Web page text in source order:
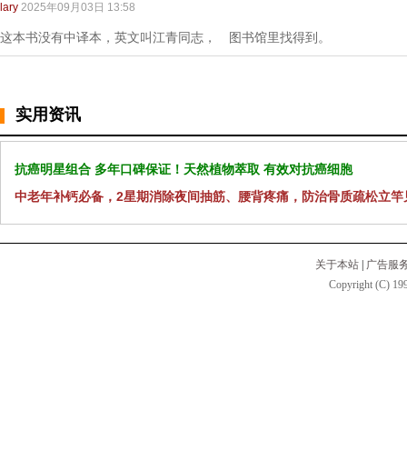
lary 2025年09月03日 13:58
这本书没有中译本，英文叫江青同志， 图书馆里找得到。
实用资讯
抗癌明星组合 多年口碑保证！天然植物萃取 有效对抗癌细胞
中老年补钙必备，2星期消除夜间抽筋、腰背疼痛，防治骨质疏松立竿
关于本站
广告服
Copyright (C)